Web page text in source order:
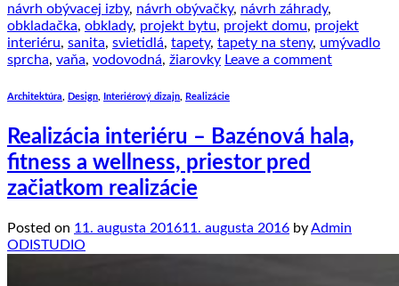
návrh obývacej izby, návrh obývačky, návrh záhrady,
obkladačka, obklady, projekt bytu, projekt domu, projekt
interiéru, sanita, svietidlá, tapety, tapety na steny, umývadlo
sprcha, vaňa, vodovodná, žiarovky Leave a comment
Architektúra Design Interiérový dizajn Realizácie
Realizácia interiéru – Bazénová hala,
fitness a wellness, priestor pred
začiatkom realizácie
Posted on 11. augusta 201611. augusta 2016 byAdmin
ODISTUDIO